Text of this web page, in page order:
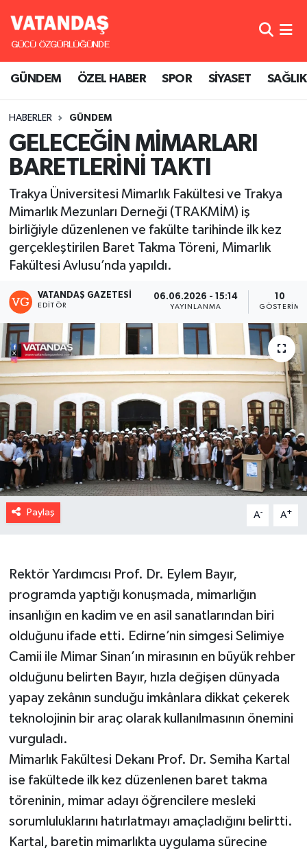
GÜNDEM ÖZEL HABER SPOR SİYASET SAĞLIK
HABERLER GÜNDEM
GELECEĞİN MİMARLARI
BARETLERİNİ TAKTI
Trakya Üniversitesi Mimarlık Fakültesi ve Trakya
Mimarlık Mezunları Derneği (TRAKMİM) iş
birliğiyle düzenlenen ve fakülte tarihinde ilk kez
gerçekleştirilen Baret Takma Töreni, Mimarlık
Fakültesi Avlusu’nda yapıldı.
VATANDAŞ GAZETESI
EDITÖR
06.06.2026 - 15:14
YAYINLANMA
10
GÖSTERIM
Paylaş A- A+
Rektör Yardımcısı Prof. Dr. Eylem Bayır,
programda yaptığı konuşmada, mimarlığın
insanlığın en kadim ve en asil sanatlarından biri
olduğunu ifade etti. Edirne’nin simgesi Selimiye
Camii ile Mimar Sinan’ın mirasının en büyük rehber
olduğunu belirten Bayır, hızla değişen dünyada
yapay zekânın sunduğu imkânlara dikkat çekerek
teknolojinin bir araç olarak kullanılmasının önemini
vurguladı.
Mimarlık Fakültesi Dekanı Prof. Dr. Semiha Kartal
ise fakültede ilk kez düzenlenen baret takma
töreninin, mimar adayı öğrencilere mesleki
sorumluluklarını hatırlatmayı amaçladığını belirtti.
Kartal, baretin mimarlıkta uygulama sürecine
GÜNDEM
SPOR
SİYASET
SAĞLIK
Hava Durumu
Süper Lig Puan Durumu ve Fikstür
Tüm Manşetler
Son Dakika Haberleri
Haber Arşivi